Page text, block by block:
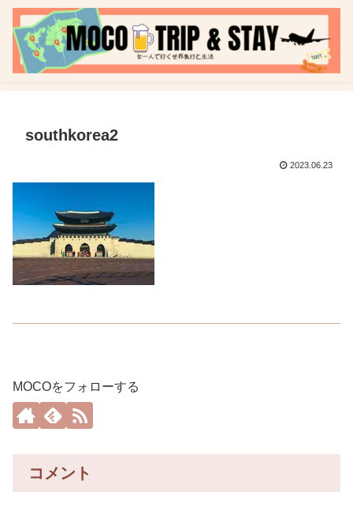
southkorea2
2023.06.23
MOCOをフォローする
コメント